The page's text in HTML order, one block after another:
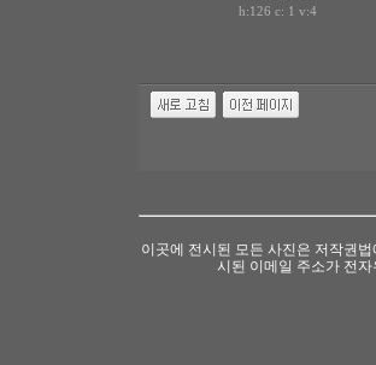
h:126 c: 1 v:4
이곳에 전시된 모든 사진은 저작권
시된 이메일 주소가 전